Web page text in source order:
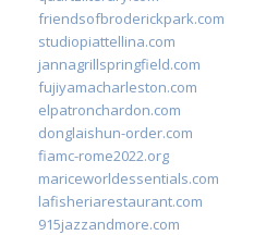
friendsofbroderickpark.com
studiopiattellina.com
jannagrillspringfield.com
fujiyamacharleston.com
elpatronchardon.com
donglaishun-order.com
fiamc-rome2022.org
mariceworldessentials.com
lafisheriarestaurant.com
915jazzandmore.com